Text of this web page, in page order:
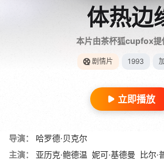
体热边
本片由茶杯狐cupfox提
剧情片 1993
立即播放
导演：
哈罗德·贝克尔
主演：
亚历克·鲍德温 妮可·基德曼 比尔·